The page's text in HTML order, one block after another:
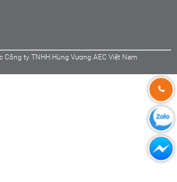
Công ty TNHH Hùng Vương AEC Việt Nam